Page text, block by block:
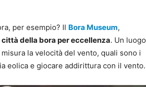
per esempio? Il Bora Museum,
città della bora per eccellenza. Un luogo
la velocità del vento, quali sono i
eolica e giocare addirittura con il vento.